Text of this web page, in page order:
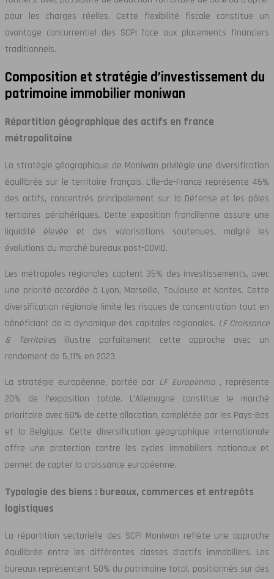
pour les charges réelles. Cette flexibilité fiscale constitue un
avantage concurrentiel des SCPI face aux placements financiers
traditionnels.
Composition et stratégie d’investissement du
patrimoine immobilier moniwan
Répartition géographique des actifs en france
métropolitaine
La stratégie géographique de Moniwan privilégie une diversification
équilibrée sur le territoire français. L’Île-de-France représente 45%
des actifs, concentrés principalement sur la Défense et les pôles
tertiaires périphériques. Cette exposition francilienne assure une
liquidité élevée et des valorisations soutenues, malgré les
évolutions du marché bureaux post-COVID.
Les métropoles régionales captent 35% des investissements, avec
une priorité accordée à Lyon, Marseille, Toulouse et Nantes. Cette
diversification régionale limite les risques de concentration tout en
bénéficiant de la dynamique des capitales régionales. LF Croissance
& Territoires illustre parfaitement cette approche avec un
rendement de 5,11% en 2023.
La stratégie européenne, portée par LF Europimmo , représente
20% de l’exposition totale. L’Allemagne constitue le marché
prioritaire avec 60% de cette allocation, complétée par les Pays-Bas
et la Belgique. Cette diversification géographique internationale
offre une protection contre les cycles immobiliers nationaux et
permet de capter la croissance européenne.
Typologie des biens : bureaux, commerces et entrepôts
logistiques
La répartition sectorielle des SCPI Moniwan reflète une approche
équilibrée entre les différentes classes d’actifs immobiliers. Les
bureaux représentent 50% du patrimoine total, positionnés sur des